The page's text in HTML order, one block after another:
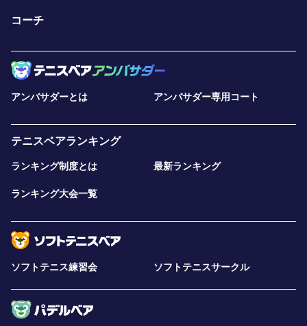
コーチ
アンバサダーとは アンバサダー専用コート
テニスベアランキング
ランキング制度とは 最新ランキング
ランキング大会一覧
ソフトテニス練習会 ソフトテニスサークル